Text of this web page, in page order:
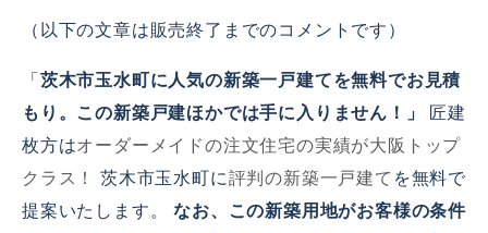
（以下の文章は販売終了までのコメントです）
「 茨木市玉水町に人気の新築一戸建てを無料でお見積
もり。この新築戸建ほかでは手に入りません！」
匠建
枚方はオーダーメイドの注文住宅の実績が大阪トップ
クラス！
茨木市玉水町に評判の新築一戸建て を無料で
提案いたします。なお、この新築用地がお客様の条件